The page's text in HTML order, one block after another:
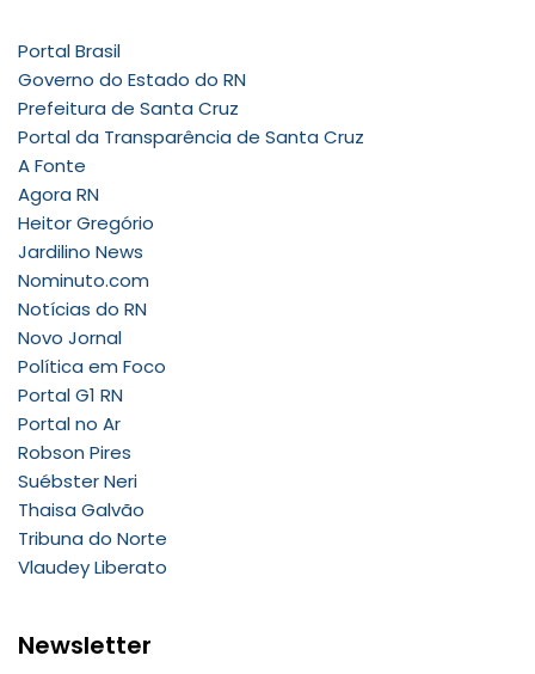
Portal Brasil
Governo do Estado do RN
Prefeitura de Santa Cruz
Portal da Transparência de Santa Cruz
A Fonte
Agora RN
Heitor Gregório
Jardilino News
Nominuto.com
Notícias do RN
Novo Jornal
Política em Foco
Portal G1 RN
Portal no Ar
Robson Pires
Suébster Neri
Thaisa Galvão
Tribuna do Norte
Vlaudey Liberato
Newsletter